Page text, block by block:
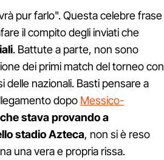
pur farlo". Questa celebre frase
il compito degli inviati che
. Battute a parte, non sono
dei primi match del torneo con
nazionali. Basti pensare a
dopo Messico-
stava provando a
stadio Azteca, non si è reso
una vera e propria rissa.